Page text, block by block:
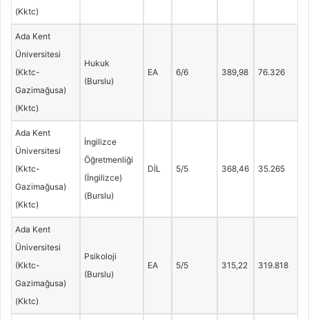
(Kktc)
Ada Kent
Üniversitesi
(Kktc-
Gazimağusa)
(Kktc)
Hukuk
(Burslu)
EA 6/6 389,98 76.326
Ada Kent
Üniversitesi
(Kktc-
Gazimağusa)
(Kktc)
İngilizce
Öğretmenliği
(İngilizce)
(Burslu)
DİL 5/5 368,46 35.265
Ada Kent
Üniversitesi
(Kktc-
Gazimağusa)
(Kktc)
Psikoloji
(Burslu)
EA 5/5 315,22 319.818